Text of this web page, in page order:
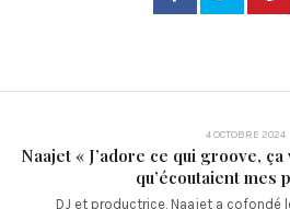
4 OCTOBRE 2024
Naajet « J’adore ce qui groove,
qu’écoutaient mes
DJ et productrice, Naajet a cofondé